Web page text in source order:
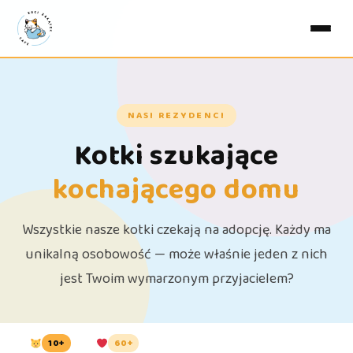
NASI REZYDENCI
Kotki szukające
kochającego domu
Wszystkie nasze kotki czekają na adopcję. Każdy ma
unikalną osobowość — może właśnie jeden z nich
jest Twoim wymarzonym przyjacielem?
10+ 60+